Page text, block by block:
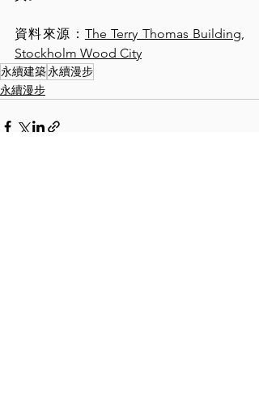
資料來源： The Terry Thomas Building
Stockholm Wood City
永續建築永續漫步
永續漫步